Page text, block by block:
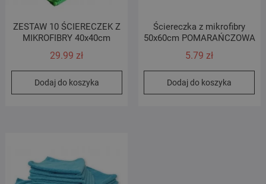
ZESTAW 10 ŚCIERECZEK Z
MIKROFIBRY 40x40cm
29.99zł
Dodaj do koszyka
Ściereczka z mikrofibry
50x60cm POMARAŃCZOWA
5.79zł
Dodaj do koszyka